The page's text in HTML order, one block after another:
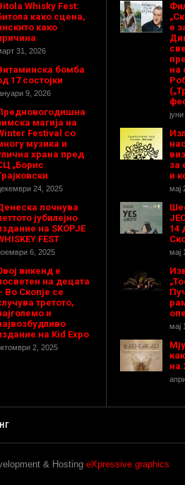
Whisky Fest:
како сцена,
како
31, 2026
бомба
17 состојки
9, 2026
магија на
Festival со
музика и
храна пред
„Борис
24, 2025
почнува
јубилејно
на SKOPJE
FEST
6, 2025
викенд е
на децата
Во Скопје се
третото,
и
на Kid Expo
2, 2025
е
на
за
и
мај
14
мај
мај
на
& Hosting eXpressive graphics